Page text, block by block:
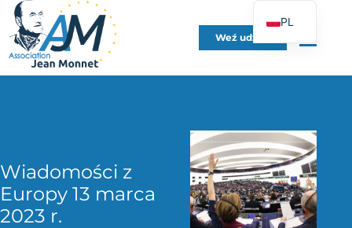
Weź udział
Wiadomości z
Europy 13 marca
2023 r.
PL
FR
EN
IT
PT
UK